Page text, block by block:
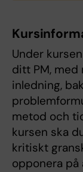
Under
ditt PM, med
inledning,
metod och
kursen ska
kritiskt
opponera